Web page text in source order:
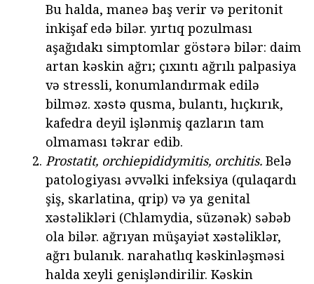
Bu halda, maneə baş verir və peritonit
inkişaf edə bilər. yırtıq pozulması
aşağıdakı simptomlar göstərə bilər: daim
artan kəskin ağrı; çıxıntı ağrılı palpasiya
və stressli, konumlandırmak edilə
bilməz. xəstə qusma, bulantı, hıçkırık,
kafedra deyil işlənmiş qazların tam
olmaması təkrar edib.
Prostatit, orchiepididymitis, orchitis. Belə
patologiyası əvvəlki infeksiya (qulaqardı
şiş, skarlatina, qrip) və ya genital
xəstəlikləri (Chlamydia, süzənək) səbəb
ola bilər. ağrıyan müşayiət xəstəliklər,
ağrı bulanık. narahatlıq kəskinləşməsi
halda xeyli genişləndirilir. Kəskin